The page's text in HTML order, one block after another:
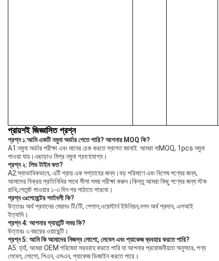
প্রায়শই জিজ্ঞাসিত প্রশ্ন
প্রশ্ন ১:আমি একটি নমুনা অর্ডার পেতে পারি? আপনার MOQ কি?
A1:নমুনা অর্ডার পরীক্ষা এবং মানের চেক করতে স্বাগত জানাই. আমরা নাMOQ, 1pcs নমুনা
পাওয়া যায়।এছাড়াও মিশ্র নমুনা গ্রহণযোগ্য।
প্রশ্ন ২: লিড টাইম কত?
A2:স্বাভাবিকভাবে, এটি প্রায় এক সপ্তাহের জন্য।বড় পরিমাণে এবং বিশেষ পণ্যের জন্য,
আমাদের বিক্রয় প্রতিনিধির সাথে সীসা সময় পরীক্ষা করুন।কিন্তু আমরা কিছু পণ্যের জন্য স্টক
রাখি,পেমেন্ট পাওয়ার ১-৩ দিন পর পাঠাতে পারবো।
প্রশ্ন ৩ঃপেমেন্টের শর্তাবলী কি?
উত্তরঃ অর্থ প্রদানের মেয়াদঃ টি/টি, পেপাল,ওয়েস্টার্ন ইউনিয়ন,নগদ অর্থ প্রদান, এলআই
ইত্যাদি।
প্রশ্ন 4: আপনার গ্যারান্টি সময় কি?
উত্তরঃ ৩ বছরের ওয়ারেন্টি।
প্রশ্ন 5: আমি কি আমাদের নিজস্ব লোগো, লেবেল এবং প্যাকেজ ব্যবহার করতে পারি?
A5: হ্যাঁ, আমরা OEM পরিষেবা সরবরাহ করতে পারি যা আপনার প্রয়োজনীয়তা অনুসারে, পণ্য
লেবেল, লোগো, পিএন, এসএন, প্যাকেজ ডিজাইন করতে পারে।